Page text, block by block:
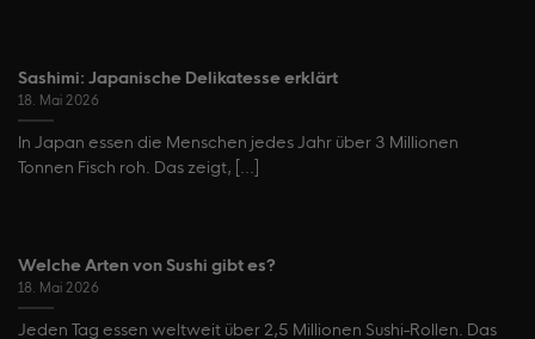
Sashimi: Japanische Delikatesse erklärt
18. Mai 2026
In Japan essen die Menschen jedes Jahr über 3 Millionen
Tonnen Fisch roh. Das zeigt, [...]
Welche Arten von Sushi gibt es?
18. Mai 2026
Jeden Tag essen weltweit über 2,5 Millionen Sushi-Rollen. Das